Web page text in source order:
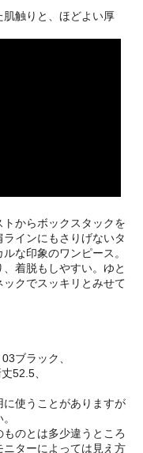
触りと、ほどよい厚
からボックスタックを
インにもさりげないタ
な印象のワンピース。
着脱もしやすい。ゆと
クでスッキリとみせて
ブラック、
52.5、
使うことがありますが
のとは多少違うところ
ターによっては見え方